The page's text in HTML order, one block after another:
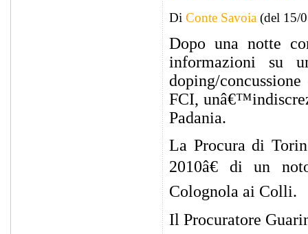
Di Conte Savoia (del 15/
Dopo una notte
informazioni su
doping/
FCI,
Padania.
La Procura di
2010â€ di un
Colognola ai Colli.
Il Procuratore